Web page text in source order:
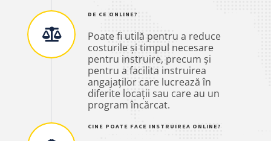
DE CE ONLINE?
Poate fi utilă pentru a reduce
costurile și timpul necesare
pentru instruire, precum și
pentru a facilita instruirea
angajaților care lucrează în
diferite locații sau care au un
program încărcat.
CINE POATE FACE INSTRUIREA ONLINE?